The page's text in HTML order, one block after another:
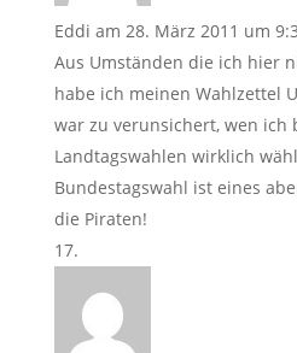
Eddi am 28. März 2011 um
Aus Umständen die ich hier
habe ich meinen Wahlzettel
war zu verunsichert, wen ich
Landtagswahlen wirklich
Bundestagswahl ist eines
die Piraten!